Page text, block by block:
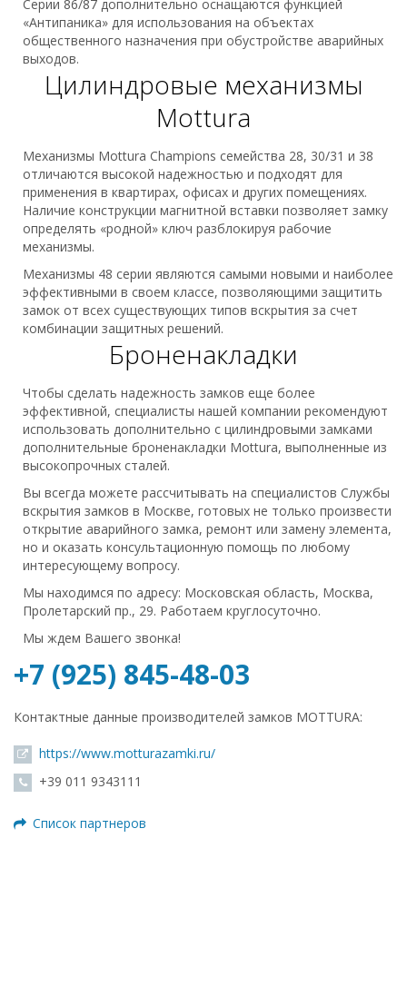
Серии 86/87 дополнительно оснащаются функцией
«Антипаника» для использования на объектах
общественного назначения при обустройстве аварийных
выходов.
Цилиндровые механизмы
Mottura
Механизмы Mottura Champions семейства 28, 30/31 и 38
отличаются высокой надежностью и подходят для
применения в квартирах, офисах и других помещениях.
Наличие конструкции магнитной вставки позволяет замку
определять «родной» ключ разблокируя рабочие
механизмы.
Механизмы 48 серии являются самыми новыми и наиболее
эффективными в своем классе, позволяющими защитить
замок от всех существующих типов вскрытия за счет
комбинации защитных решений.
Броненакладки
Чтобы сделать надежность замков еще более
эффективной, специалисты нашей компании рекомендуют
использовать дополнительно с цилиндровыми замками
дополнительные броненакладки Mottura, выполненные из
высокопрочных сталей.
Вы всегда можете рассчитывать на специалистов Службы
вскрытия замков в Москве, готовых не только произвести
открытие аварийного замка, ремонт или замену элемента,
но и оказать консультационную помощь по любому
интересующему вопросу.
Мы находимся по адресу: Московская область, Москва,
Пролетарский пр., 29. Работаем круглосуточно.
Мы ждем Вашего звонка!
+7 (925) 845-48-03
Контактные данные производителей замков MOTTURA:
https://www.motturazamki.ru/
+39 011 9343111
Список партнеров